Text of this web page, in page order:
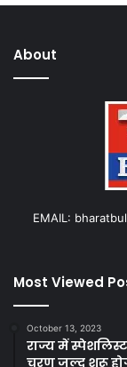
About
EMAIL:
Most Viewed
October 13, 2023
राज्य में स्पेशलिस्ट
चरण जल्द शुरू